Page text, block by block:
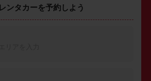
レンタカーを予約しよう